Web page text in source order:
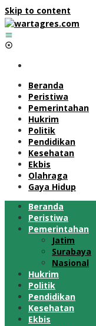
Skip to content
Beranda
Peristiwa
Pemerintahan
Hukrim
Politik
Pendidikan
Kesehatan
Ekbis
Olahraga
Gaya Hidup
Beranda
Peristiwa
Pemerintahan
Jatim
Surabaya
Nasional
Hukrim
Politik
Pendidikan
Kesehatan
Ekbis